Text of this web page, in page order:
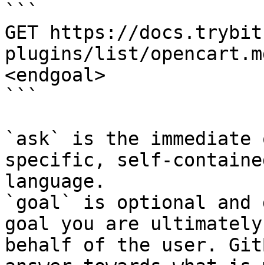
```
GET https://
plugins/list/
<endgoal>
```
`ask` is the
specific, self-
language.
`goal` is optional and
goal you are
behalf of the user.